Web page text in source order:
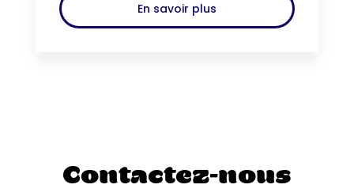
En savoir plus
Contactez-nous